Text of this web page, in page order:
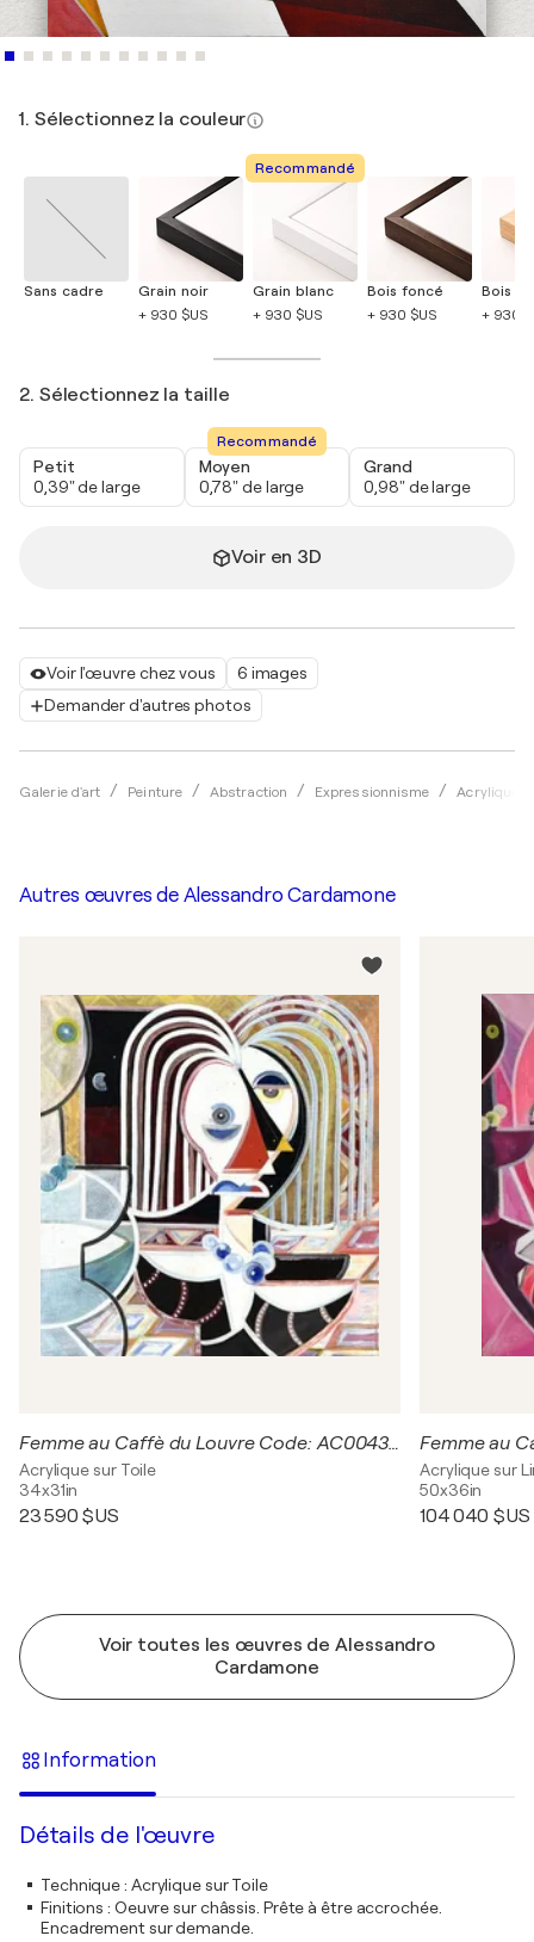
Voir l'œuvre chez vous
6 images
Demander d'autres photos
Galerie d'art Peinture Abstraction Expressionnisme Acrylique
1. Sélectionnez la couleur
Sans cadre
Grain noir
+ 930 $US
Recommandé
Grain blanc
+ 930 $US
Bois foncé
+ 930 $US
Bois
+ 930
2. Sélectionnez la taille
Petit
0,39" de large
Recommandé
Moyen
0,78" de large
Grand
0,98" de large
Voir en 3D
Autres œuvres de Alessandro Cardamone
Femme au Caffè du Louvre Code: AC0043GE
Acrylique sur Toile
34x31in
23 590 $US
Acrylique sur
50x36in
104 040 $US
Voir toutes les œuvres de Alessandro
Cardamone
Information
Détails de l'œuvre
Technique: Acrylique sur Toile
Finitions : Oeuvre sur châssis. Prête à être accrochée.
Encadrement sur demande.